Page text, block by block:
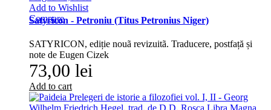
Add to Wishlist
Compare
Satyricon - Petroniu (Titus Petronius Niger)
SATYRICON, ediție nouã revizuitã. Traducere, postfață și
note de Eugen Cizek
73,00 lei
Add to cart